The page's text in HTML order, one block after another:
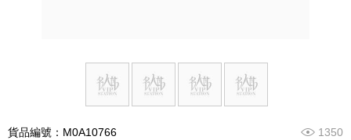
貨品編號：M0A10766 1350